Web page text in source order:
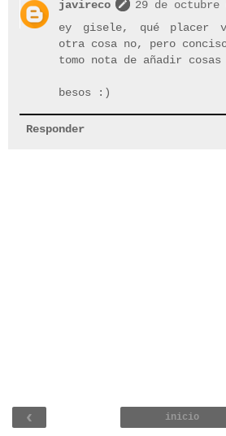
javireco
29 de
ey gisele, qué placer
otra cosa no, pero
tomo nota de añadir
besos :)
Responder
‹ inicio